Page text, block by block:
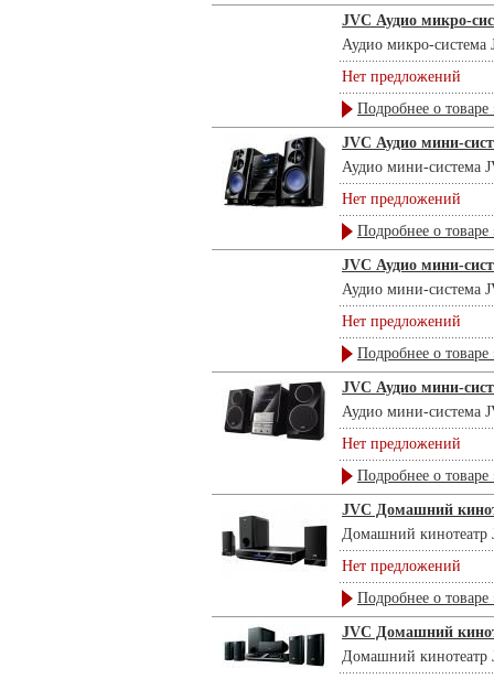
JVC Аудио микро-
Аудио микро-система
Нет предложений
Подробнее о товаре
JVC Аудио мини-
Аудио мини-система
Нет предложений
Подробнее о товаре
JVC Аудио мини-
Аудио мини-система
Нет предложений
Подробнее о товаре
JVC Аудио мини-
Аудио мини-система
Нет предложений
Подробнее о товаре
JVC Домашний
Домашний кинотеатр
Нет предложений
Подробнее о товаре
JVC Домашний
Домашний кинотеатр